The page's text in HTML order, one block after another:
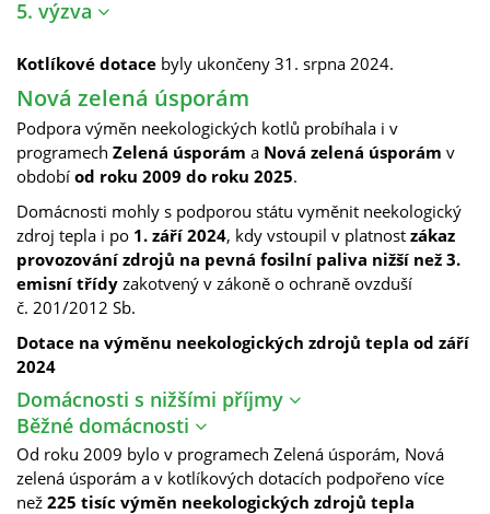
5. výzva
Kotlíkové dotace byly ukončeny 31. srpna 2024.
Nová zelená úsporám
Podpora výměn neekologických kotlů probíhala i v
programech Zelená úsporám a Nová zelená úsporám v
období od roku 2009 do roku 2025.
Domácnosti mohly s podporou státu vyměnit neekologický
zdroj tepla i po 1. září 2024, kdy vstoupil v platnost zákaz
provozování zdrojů na pevná fosilní paliva nižší než 3.
emisní třídy zakotvený v zákoně o ochraně ovzduší
č. 201/2012 Sb.
Dotace na výměnu neekologických zdrojů tepla od září
2024
Domácnosti s nižšími příjmy
Běžné domácnosti
Od roku 2009 bylo v programech Zelená úsporám, Nová
zelená úsporám a v kotlíkových dotacích podpořeno více
než 225 tisíc výměn neekologických zdrojů tepla